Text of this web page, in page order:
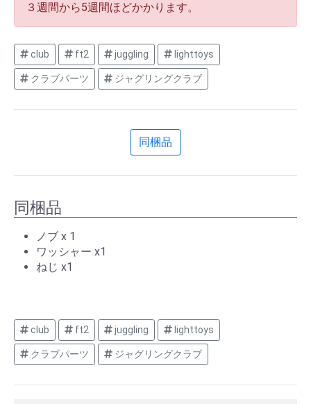
３週間から5週間ほどかかります。
club ft2 juggling lighttoys
クラブパーツ ジャグリングクラブ
同梱品
同梱品
ノブ x 1
ワッシャー x1
ねじ x1
club ft2 juggling lighttoys
クラブパーツ ジャグリングクラブ